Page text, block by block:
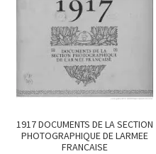
$3,500.
$2,975.
1917 DOCUMENTS DE LA SECTION
PHOTOGRAPHIQUE DE LARMEE
FRANCAISE